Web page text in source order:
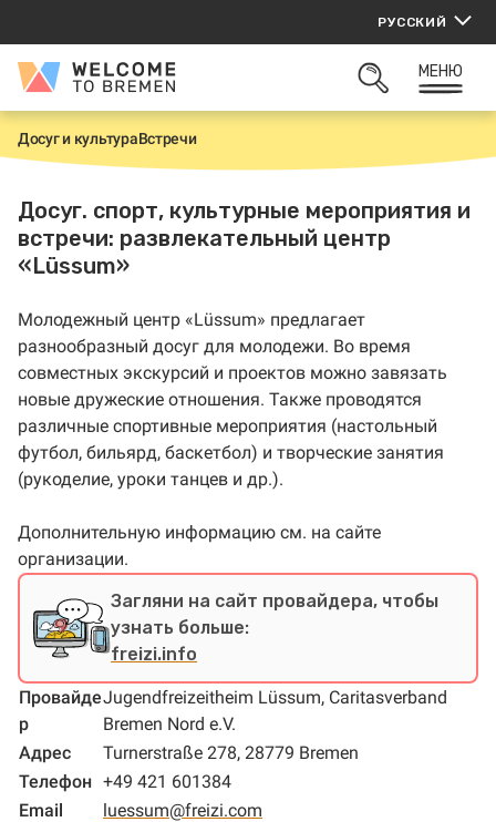
содержанию
РУССКИЙ
Welcome
ОТКРЫТЬ
МЕНЮ
Г
л
в
н
а
Досуг и культураВстречи
Досуг. спорт, культурные мероприятия и
встречи: развлекательный центр
«Lüssum»
Молодежный центр «Lüssum» предлагает
разнообразный досуг для молодежи. Во время
совместных экскурсий и проектов можно завязать
новые дружеские отношения. Также проводятся
различные спортивные мероприятия (настольный
футбол, бильярд, баскетбол) и творческие занятия
(рукоделие, уроки танцев и др.).
Дополнительную информацию см. на сайте
организации.
Загляни на сайт провайдера, чтобы
узнать больше:
freizi.info
Провайде
р
Jugendfreizeitheim Lüssum, Caritasverband
Bremen Nord e.V.
Адрес
Turnerstraße 278, 28779 Bremen
Телефон +49 421 601384
Email
luessum@freizi.com